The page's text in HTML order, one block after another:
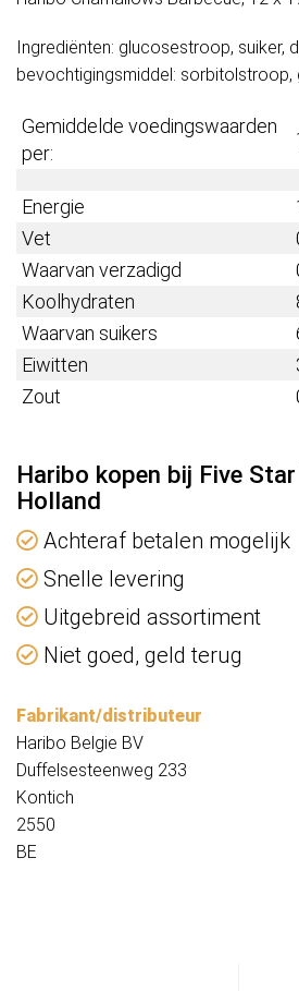
Ingrediënten: glucosestroop, suiker,
bevochtigingsmiddel: sorbitolstroop,
Gemiddelde voedingswaarden
per:
Energie
Vet
Waarvan verzadigd
Koolhydraten
Waarvan suikers
Eiwitten
Zout
Haribo kopen bij Five
Holland
Achteraf betalen mogelijk
Snelle levering
Uitgebreid assortiment
Niet goed, geld terug
Fabrikant/distributeur
Haribo Belgie BV
Duffelsesteenweg 233
Kontich
2550
BE